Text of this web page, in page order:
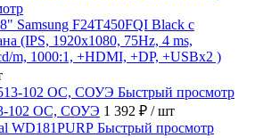
F24T450FQI Black с
(IPS, 1920x1080, 75Hz, 4 ms,
m, 1000:1, +HDMI, +DP, +USBx2 )
Быстрый просмотр
102 ОС, СОУЭ 1 392 ₽ / шт
Быстрый просмотр